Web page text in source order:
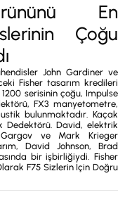
En
Çoğu
John Gardiner ve
Fisher tasarım kredileri
serisinin çoğu, Impulse
FX3 manyetometre,
bulunmaktadır. Kaçak
Dedektörü. David, elektrik
ve Mark Krieger
David Johnson, Brad
bir işbirliğiydi. Fisher
F75 Sizlerin İçin Doğru